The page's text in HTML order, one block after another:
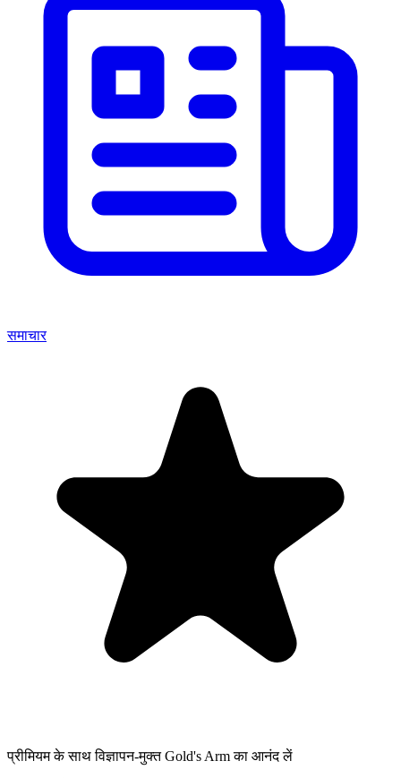
समाचार
प्रीमियम के साथ विज्ञापन-मुक्त Gold's Arm का आनंद लें